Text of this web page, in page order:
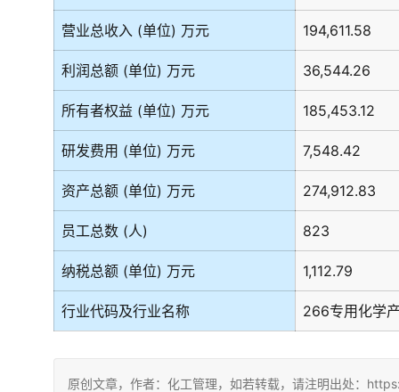
营业总收入 (单位) 万元 194,611.58
利润总额 (单位) 万元 36,544.26
所有者权益 (单位) 万元 185,453.12
研发费用 (单位) 万元 7,548.42
资产总额 (单位) 万元 274,912.83
员工总数 (人) 823
纳税总额 (单位) 万元 1,112.79
行业代码及行业名称 266专用化学
原创文章，作者：化工管理，如若转载，请注明出处：